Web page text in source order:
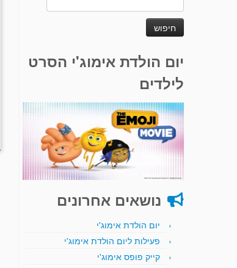
יום הולדת אימוג'י הסרט
לילדים
נושאים אחרונים
יום הולדת אימוג'י
פעילות ליום הולדת אימוג'י
קייק פופס אימוג'י